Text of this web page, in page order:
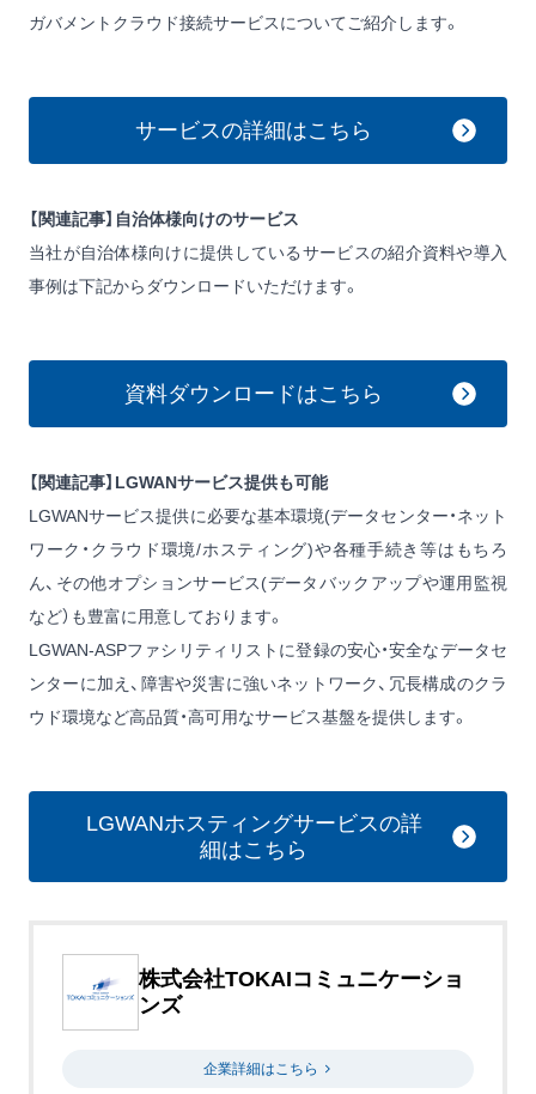
ガバメントクラウド接続サービスについてご紹介します。
サービスの詳細はこちら
【関連記事】自治体様向けのサービス
当社が自治体様向けに提供しているサービスの紹介資料や導入
事例は下記からダウンロードいただけます。
資料ダウンロードはこちら
【関連記事】LGWANサービス提供も可能
LGWANサービス提供に必要な基本環境(データセンター・ネット
ワーク・クラウド環境/ホスティング)や各種手続き等はもちろ
ん、その他オプションサービス(データバックアップや運用監視
など）も豊富に用意しております。
LGWAN-ASPファシリティリストに登録の安心・安全なデータセ
ンターに加え、障害や災害に強いネットワーク、冗長構成のクラ
ウド環境など高品質・高可用なサービス基盤を提供します。
LGWANホスティングサービスの詳
細はこちら
株式会社TOKAIコミュニケーショ
ンズ
企業詳細はこちら